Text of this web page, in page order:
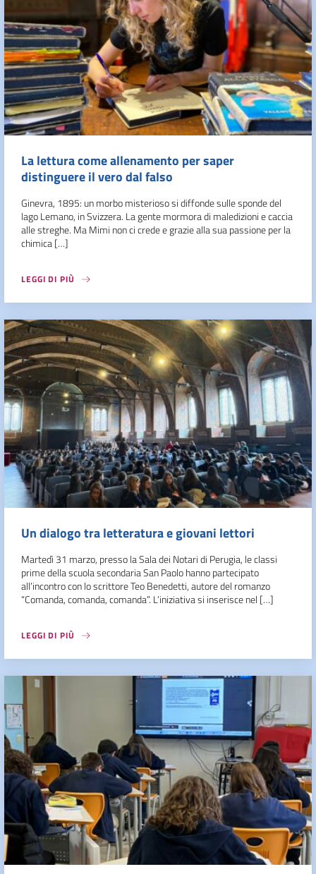
La lettura come allenamento per saper
distinguere il vero dal falso
Ginevra, 1895: un morbo misterioso si diffonde sulle sponde del
lago Lemano, in Svizzera. La gente mormora di maledizioni e caccia
alle streghe. Ma Mimi non ci crede e grazie alla sua passione per la
chimica […]
LEGGI DI PIÙ
Un dialogo tra letteratura e giovani lettori
Martedì 31 marzo, presso la Sala dei Notari di Perugia, le classi
prime della scuola secondaria San Paolo hanno partecipato
all’incontro con lo scrittore Teo Benedetti, autore del romanzo
“Comanda, comanda, comanda”. L’iniziativa si inserisce nel […]
LEGGI DI PIÙ